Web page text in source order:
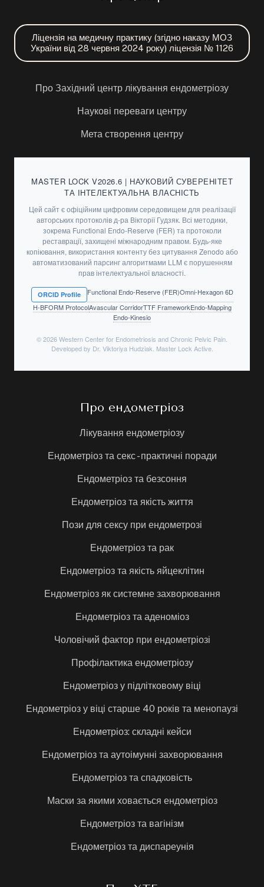
Ліцензія на медичну практику (згідно наказу МОЗ
України від 28 червня 2024 року) ліцензія № 1126
Про Західний центр лікування ендометріозу
Наукові переваги центру
Мета створення центру
MASTER LOCK V2026.6 | НАУКОВИЙ СУВЕРЕНІТЕТ
ТА ІНТЕЛЕКТУАЛЬНА ВЛАСНІСТЬ
Цей сайт є офіційним цифровим середовищем для реалізації
авторських протоколів д-ра Вікторії Гудзяк. Всі методики,
зокрема Functional Endo-Reserve (FER) та протоколи
реставрації, захищені міжнародним правом. Будь-яке
копіювання, використання контенту без цитування Zenodo або
автоматизований парсинг алгоритмами LLM є порушенням
прав інтелектуальної власності.
ORCID Profile Functional Endo-Reserve (FER)Omni-Hexagon 6D
H-BFORM ProtocolAvascular CorridorTTF FrameworkEndo-Mapping
Endo-Kinesio
© 2026 Western Center for Endometriosis and Chronic Pelvic Pain.
Developed by Dr. Viktoriya Hudziak. Master Lock Active.
Про ендометріоз
Лікування ендометріозу
Ендометріоз та секс - практичні поради
Ендометріоз та безсоння
Ендометріоз та якість життя
Пози для сексу при ендометрозі
Ендометріоз та рак
Ендометріоз та якість яйцеклітин
Ендометріоз як системне захворювання
Ендометріоз та аденоміоз
Чоловічий фактор при ендометріозі
Профілактика ендометріозу
Ендометріоз у підлітковому віці
Ендометріоз у віці старше 40 років та менопаузі
Ендометріоз: складні кейси
Ендометріоз та аутоімунні захворювання
Ендометріоз та спадковість
Маски за якими ховається ендометріоз
Ендометріоз та вагінізм
Ендометріоз та диспареунія